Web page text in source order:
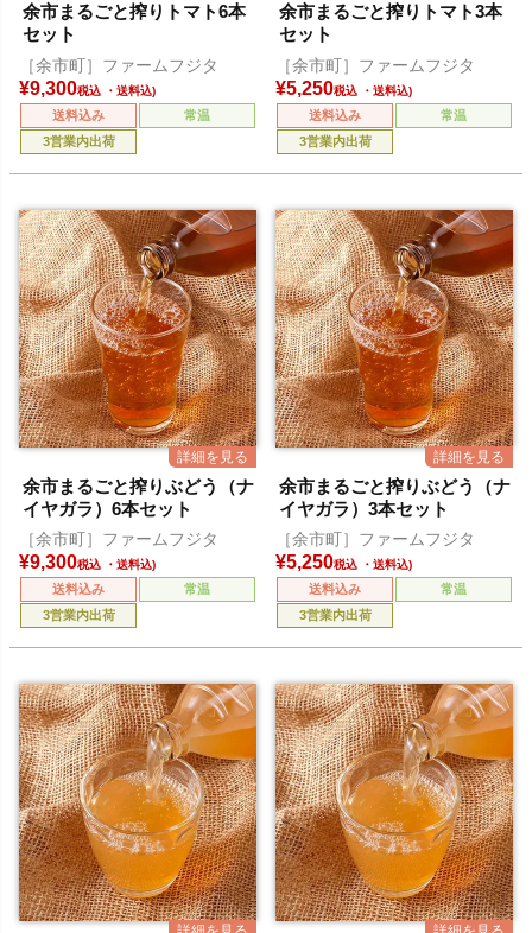
余市まるごと搾りトマト6本
セット
［余市町］ファームフジタ
¥9,300税込
送料込み
常温
3営業内出荷
余市まるごと搾りトマト3本
セット
［余市町］ファームフジタ
¥5,250税込
送料込み
常温
3営業内出荷
余市まるごと搾りぶどう（ナ
イヤガラ）6本セット
［余市町］ファームフジタ
¥9,300税込
送料込み
常温
3営業内出荷
余市まるごと搾りぶどう（ナ
イヤガラ）3本セット
［余市町］ファームフジタ
¥5,250税込
送料込み
常温
3営業内出荷